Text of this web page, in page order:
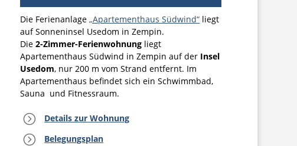
Die Ferienanlage„Apartementhaus Südwind“ liegt
auf Sonneninsel Usedom in Zempin.
Die2-Zimmer-Ferienwohnung liegt
Apartementhaus Südwind in Zempin auf der Insel
Usedom, nur 200 m vom Strand entfernt. Im
Apartementhaus befindet sich ein Schwimmbad,
Sauna und Fitnessraum.
= Details zur Wohnung
= Belegungsplan